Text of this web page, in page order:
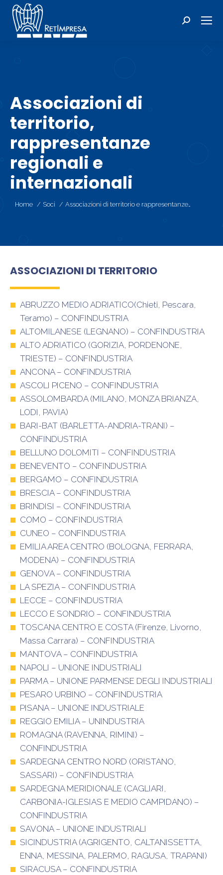
Cerca:
Associazioni di
territorio,
rappresentanze
regionali e
internazionali
Tu sei qui:
Home Soci Associazioni di territorio e rappresentanze…
ASSOCIAZIONI DI TERRITORIO
ABRUZZO MEDIO ADRIATICO(Chieti, Pescara,
Teramo) – CONFINDUSTRIA
ALTOMILANESE (LEGNANO) – CONFINDUSTRIA
ALTO ADRIATICO (GORIZIA, PORDENONE,
TRIESTE) – CONFINDUSTRIA
ANCONA – CONFINDUSTRIA
ASCOLI PICENO – CONFINDUSTRIA
ASSOLOMBARDA (MILANO, MONZA BRIANZA,
LODI, PAVIA)
BARI-BAT (BARLETTA-ANDRIA-TRANI) –
CONFINDUSTRIA
BELLUNO DOLOMITI – CONFINDUSTRIA
BENEVENTO – CONFINDUSTRIA
BERGAMO – CONFINDUSTRIA
BRESCIA – CONFINDUSTRIA
BRINDISI – CONFINDUSTRIA
COMO – CONFINDUSTRIA
CUNEO – CONFINDUSTRIA
EMILIA AREA CENTRO (BOLOGNA, FERRARA,
MODENA) – CONFINDUSTRIA
GENOVA – CONFINDUSTRIA
LA SPEZIA – CONFINDUSTRIA
LECCE – CONFINDUSTRIA
LECCO E SONDRIO – CONFINDUSTRIA
TOSCANA CENTRO E COSTA (Firenze, Livorno,
Massa Carrara) – CONFINDUSTRIA
MANTOVA – CONFINDUSTRIA
NAPOLI – UNIONE INDUSTRIALI
PARMA – UNIONE PARMENSE DEGLI INDUSTRIALI
PESARO URBINO – CONFINDUSTRIA
PISANA – UNIONE INDUSTRIALE
REGGIO EMILIA – UNINDUSTRIA
ROMAGNA (RAVENNA, RIMINI) –
CONFINDUSTRIA
SARDEGNA CENTRO NORD (ORISTANO,
SASSARI) – CONFINDUSTRIA
SARDEGNA MERIDIONALE (CAGLIARI,
CARBONIA-IGLESIAS E MEDIO CAMPIDANO) –
CONFINDUSTRIA
SAVONA – UNIONE INDUSTRIALI
SICINDUSTRIA (AGRIGENTO, CALTANISSETTA,
ENNA, MESSINA, PALERMO, RAGUSA, TRAPANI)
SIRACUSA – CONFINDUSTRIA